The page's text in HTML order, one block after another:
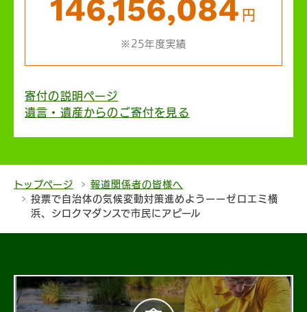
146,156,084 円
※25年度実績
寄付の説明ページ
遺言・遺産からのご寄付を見る
トップページ
報道関係者の皆様へ
投票で自治体の気候変動対策進めようーーゼロエミ横
浜、シロクマダンスで市民にアピール